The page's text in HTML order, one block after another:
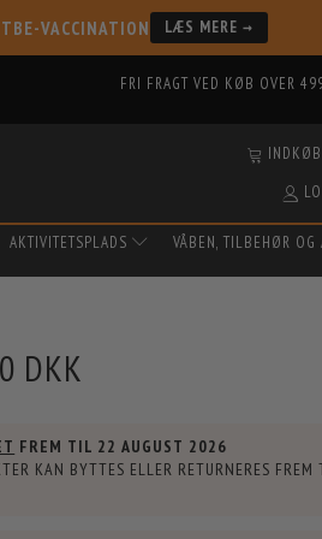
VACCINATION LÆS MERE →
FRI FRAGT VED KØB OVER
AKTIVITETSPLADS VÅBEN, TILBEHØR OG
DKK
FREM TIL 22 AUGUST 2026
KAN BYTTES ELLER RETURNERES